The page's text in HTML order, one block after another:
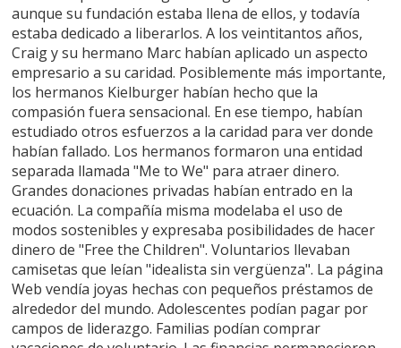
aunque su fundación estaba llena de ellos, y todavía
estaba dedicado a liberarlos. A los veintitantos años,
Craig y su hermano Marc habían aplicado un aspecto
empresario a su caridad. Posiblemente más importante,
los hermanos Kielburger habían hecho que la
compasión fuera sensacional. En ese tiempo, habían
estudiado otros esfuerzos a la caridad para ver donde
habían fallado. Los hermanos formaron una entidad
separada llamada "Me to We" para atraer dinero.
Grandes donaciones privadas habían entrado en la
ecuación. La compañía misma modelaba el uso de
modos sostenibles y expresaba posibilidades de hacer
dinero de "Free the Children". Voluntarios llevaban
camisetas que leían "idealista sin vergüenza". La página
Web vendía joyas hechas con pequeños préstamos de
alrededor del mundo. Adolescentes podían pagar por
campos de liderazgo. Familias podían comprar